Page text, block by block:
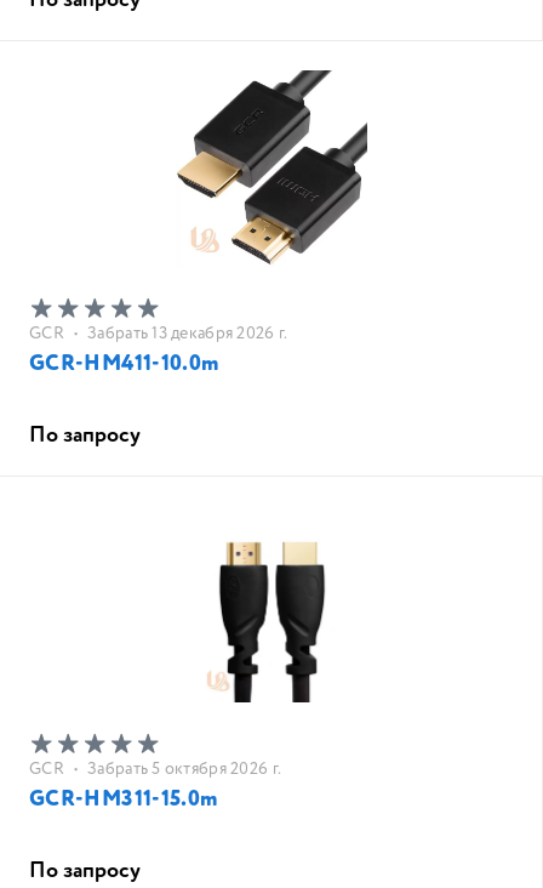
GCR • Забрать 13 декабря 2026 г.
GCR-HM411-10.0m
По запросу
GCR • Забрать 5 октября 2026 г.
GCR-HM311-15.0m
По запросу